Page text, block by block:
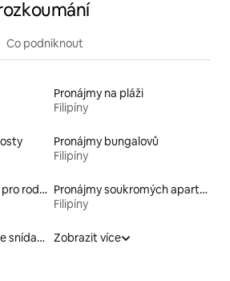
Co podniknout
Pronájmy na pláži
Filipíny
Pronájmy bungalovů
Filipíny
Pronájmy jurt vhodné pro rodiny s dětmi
Pronájmy soukromých apartmánů
Filipíny
Pronájmy ubytování se snídaní
Zobrazit více